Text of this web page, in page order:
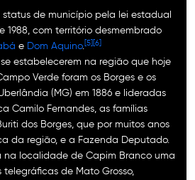
de município pela lei estadual
1988, com território desmembrado
e Dom Aquino.[5][6]
estabelecerem na região que hoje
Verde foram os Borges e os
(MG) em 1886 e lideradas
Camilo Fernandes, as famílias
dos Borges, que por muitos anos
da região, e a Fazenda Deputado.
na localidade de Capim Branco uma
de Mato Grosso,